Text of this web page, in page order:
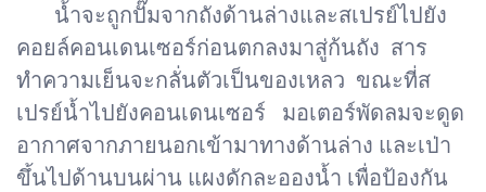
น้ำจะถูกปั๊มจากถังด้านล่างและสเปรย์ไปยัง
คอยล์คอนเดนเซอร์ก่อนตกลงมาสู่ก้นถัง สาร
ทำความเย็นจะกลั่นตัวเป็นของเหลว ขณะที่ส
เปรย์น้ำไปยังคอนเดนเซอร์ มอเตอร์พัดลมจะดูด
อากาศจากภายนอกเข้ามาทางด้านล่าง และเป่า
ขึ้นไปด้านบนผ่าน แผงดักละอองน้ำ เพื่อป้องกัน